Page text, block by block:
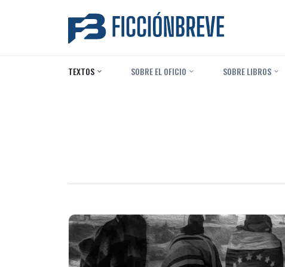
TEXTOS ‎ SOBRE EL OFICIO ‎ SOBRE LIBROS